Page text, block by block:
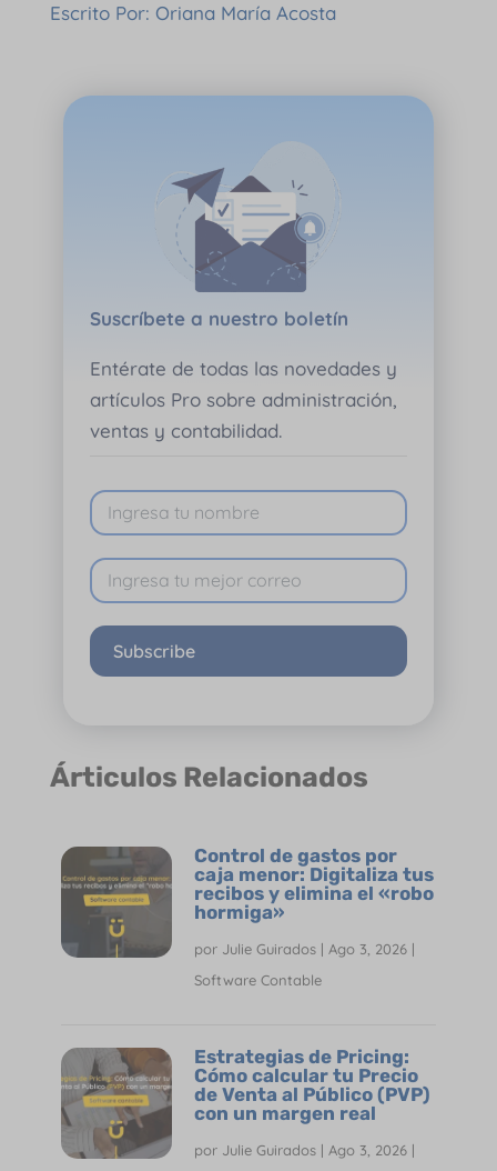
Escrito Por: Oriana María Acosta
Suscríbete a nuestro boletín
Entérate de todas las novedades y
artículos Pro sobre administración,
ventas y contabilidad.
Subscribe
Árticulos Relacionados
Control de gastos por
caja menor: Digitaliza tus
recibos y elimina el «robo
hormiga»
por Julie Guirados| Ago 3, 2026|
Software Contable
Estrategias de Pricing:
Cómo calcular tu Precio
de Venta al Público (PVP)
con un margen real
por Julie Guirados| Ago 3, 2026|